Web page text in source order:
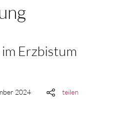
Erzbistum
2024
teilen